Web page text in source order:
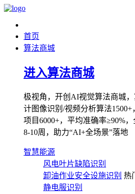
首页
算法商城
进入算法商城
极视角，开创AI视觉算法商城
计图像识别/视频分析算法
项目6000+，平均准确率≥90%
8-10周，助力“AI+全场景”落地
智慧能源
风电叶片缺陷识别
卸油作业安全设施识别 热门
静电服识别